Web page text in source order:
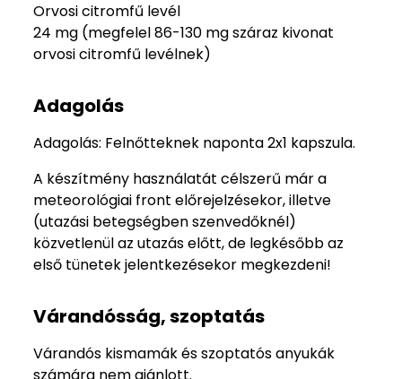
Orvosi citromfű levél
24 mg (megfelel 86-130 mg száraz kivonat
orvosi citromfű levélnek)
Adagolás
Adagolás: Felnőtteknek naponta 2x1 kapszula.
A készítmény használatát célszerű már a
meteorológiai front előrejelzésekor, illetve
(utazási betegségben szenvedőknél)
közvetlenül az utazás előtt, de legkésőbb az
első tünetek jelentkezésekor megkezdeni!
Várandósság, szoptatás
Várandós kismamák és szoptatós anyukák